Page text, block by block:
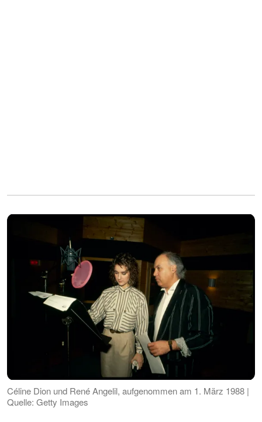
Céline Dion und René Angelil, aufgenommen am 1. März 1988 |
Quelle: Getty Images